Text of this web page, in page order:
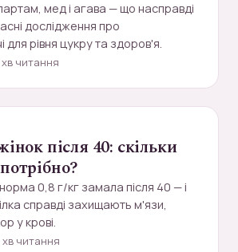
мед і агава — що насправді
дослідження про
для рівня цукру та здоров'я.
читання
після 40: скільки
0,8 г/кг замала після 40 — і
справді захищають м'язи,
у крові.
читання